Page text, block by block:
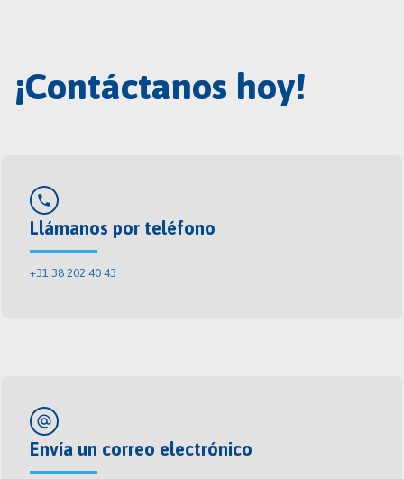
¡Contáctanos hoy!
phone
Llámanos por teléfono
+31 38 202 40 43
alternate_email
Envía un correo electrónico